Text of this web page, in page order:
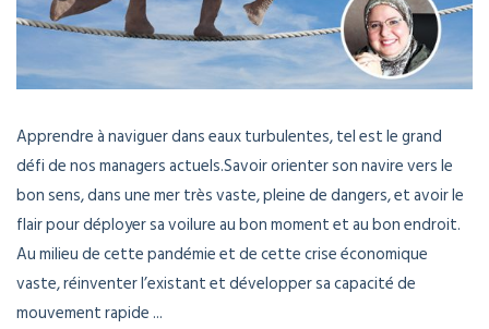
Apprendre à naviguer dans eaux turbulentes, tel est le grand
défi de nos managers actuels.Savoir orienter son navire vers le
bon sens, dans une mer très vaste, pleine de dangers, et avoir le
flair pour déployer sa voilure au bon moment et au bon endroit.
Au milieu de cette pandémie et de cette crise économique
vaste, réinventer l’existant et développer sa capacité de
mouvement rapide ...